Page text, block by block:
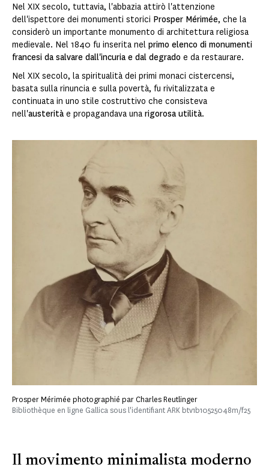
Nel XIX secolo, tuttavia, l'abbazia attirò l'attenzione
dell'ispettore dei monumenti storici Prosper Mérimée, che la
considerò un importante monumento di architettura religiosa
medievale. Nel 1840 fu inserita nel primo elenco di monumenti
francesi da salvare dall'incuria e dal degrado e da restaurare.
Nel XIX secolo, la spiritualità dei primi monaci cistercensi,
basata sulla rinuncia e sulla povertà, fu rivitalizzata e
continuata in uno stile costruttivo che consisteva
nell'austerità e propagandava una rigorosa utilità.
Prosper Mérimée photographié par Charles Reutlinger
Bibliothèque en ligne Gallica sous l'identifiant ARK btv1b10525048m/f25
Il movimento minimalista moderno